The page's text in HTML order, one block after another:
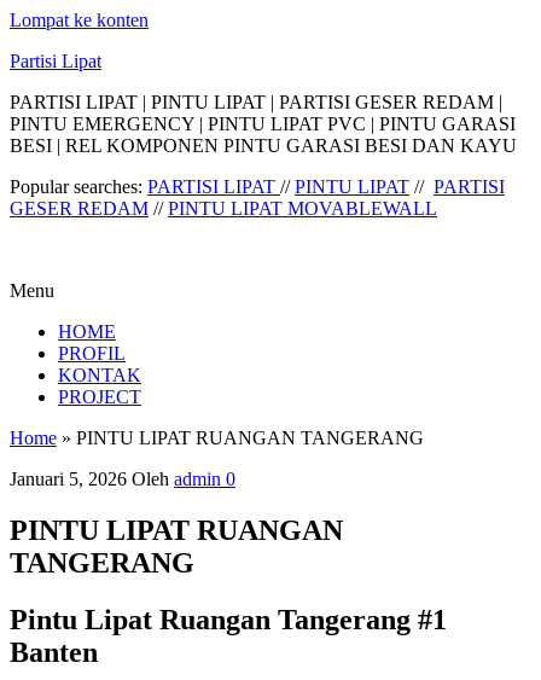
Lompat ke konten
Partisi Lipat
PARTISI LIPAT | PINTU LIPAT | PARTISI GESER REDAM |
PINTU EMERGENCY | PINTU LIPAT PVC | PINTU GARASI
BESI | REL KOMPONEN PINTU GARASI BESI DAN KAYU
Popular searches: PARTISI LIPAT //PINTU LIPAT // PARTISI
GESER REDAM //PINTU LIPAT MOVABLEWALL
Menu
HOME
PROFIL
KONTAK
PROJECT
Home » PINTU LIPAT RUANGAN TANGERANG
Januari 5, 2026 Oleh admin 0
PINTU LIPAT RUANGAN
TANGERANG
Pintu Lipat Ruangan Tangerang #1
Banten